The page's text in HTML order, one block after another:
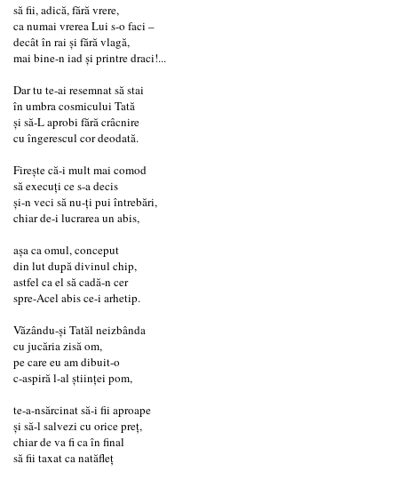
să fii, adică, fără vrere,
ca numai vrerea Lui s-o faci –
decât în rai şi fără vlagă,
mai bine-n iad şi printre draci!...
Dar tu te-ai resemnat să stai
în umbra cosmicului Tată
şi să-L aprobi fără crâcnire
cu îngerescul cor deodată.
Fireşte că-i mult mai comod
să execuţi ce s-a decis
şi-n veci să nu-ţi pui întrebări,
chiar de-i lucrarea un abis,
aşa ca omul, conceput
din lut după divinul chip,
astfel ca el să cadă-n cer
spre-Acel abis ce-i arhetip.
Văzându-şi Tatăl neizbânda
cu jucăria zisă om,
pe care eu am dibuit-o
c-aspiră l-al ştiinţei pom,
te-a-nsărcinat să-i fii aproape
şi să-l salvezi cu orice preţ,
chiar de va fi ca în final
să fii taxat ca natăfleţ